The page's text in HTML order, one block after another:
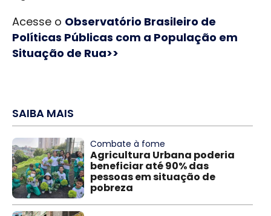
Acesse o Observatório Brasileiro de
Políticas Públicas com a População em
Situação de Rua>>
SAIBA MAIS
Combate à fome
Agricultura Urbana poderia
beneficiar até 90% das
pessoas em situação de
pobreza